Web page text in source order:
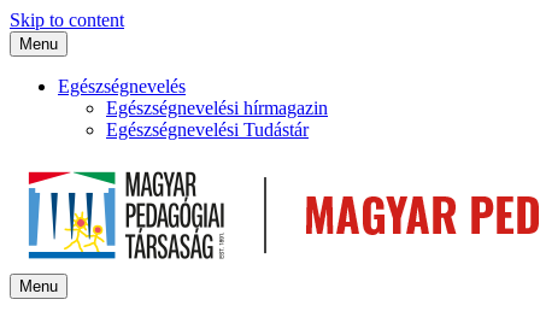
Skip to content
Menu
Egészségnevelés
Egészségnevelési hírmagazin
Egészségnevelési Tudástár
Menu